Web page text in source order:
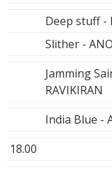
Deep stuff -
Slither -
Jamming
RAVIKIRAN
India Blue -
18.00